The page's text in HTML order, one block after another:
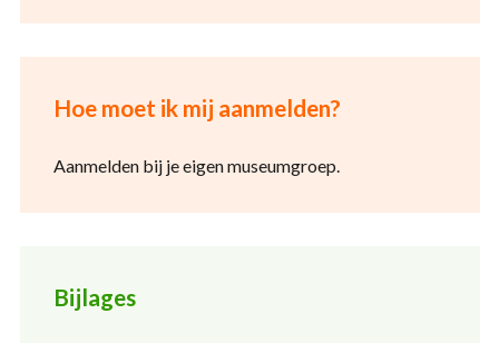
Hoe moet ik mij aanmelden?
Aanmelden bij je eigen museumgroep.
Bijlages